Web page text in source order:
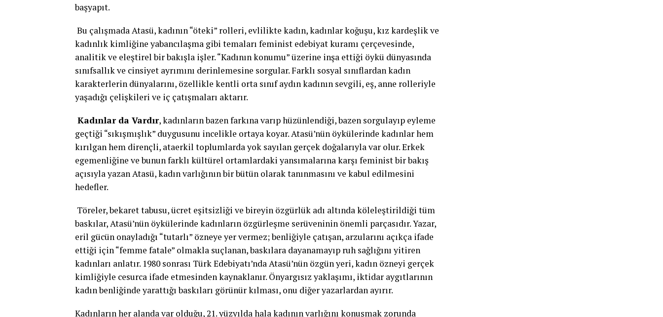
başyapıt.
Bu çalışmada Atasü, kadının “öteki” rolleri, evlilikte kadın, kadınlar koğuşu, kız kardeşlik ve
kadınlık kimliğine yabancılaşma gibi temaları feminist edebiyat kuramı çerçevesinde,
analitik ve eleştirel bir bakışla işler. “Kadının konumu” üzerine inşa ettiği öykü dünyasında
sınıfsallık ve cinsiyet ayrımını derinlemesine sorgular. Farklı sosyal sınıflardan kadın
karakterlerin dünyalarını, özellikle kentli orta sınıf aydın kadının sevgili, eş, anne rolleriyle
yaşadığı çelişkileri ve iç çatışmaları aktarır.
Kadınlar da Vardır, kadınların bazen farkına varıp hüzünlendiği, bazen sorgulayıp eyleme
geçtiği “sıkışmışlık” duygusunu incelikle ortaya koyar. Atasü’nün öykülerinde kadınlar hem
kırılgan hem dirençli, ataerkil toplumlarda yok sayılan gerçek doğalarıyla var olur. Erkek
egemenliğine ve bunun farklı kültürel ortamlardaki yansımalarına karşı feminist bir bakış
açısıyla yazan Atasü, kadın varlığının bir bütün olarak tanınmasını ve kabul edilmesini
hedefler.
Töreler, bekaret tabusu, ücret eşitsizliği ve bireyin özgürlük adı altında köleleştirildiği tüm
baskılar, Atasü’nün öykülerinde kadınların özgürleşme serüveninin önemli parçasıdır. Yazar,
eril gücün onayladığı “tutarlı” özneye yer vermez; benliğiyle çatışan, arzularını açıkça ifade
ettiği için “femme fatale” olmakla suçlanan, baskılara dayanamayıp ruh sağlığını yitiren
kadınları anlatır. 1980 sonrası Türk Edebiyatı’nda Atasü’nün özgün yeri, kadın özneyi gerçek
kimliğiyle cesurca ifade etmesinden kaynaklanır. Önyargısız yaklaşımı, iktidar aygıtlarının
kadın benliğinde yarattığı baskıları görünür kılması, onu diğer yazarlardan ayırır.
Kadınların her alanda var olduğu, 21. yüzyılda hala kadının varlığını konuşmak zorunda